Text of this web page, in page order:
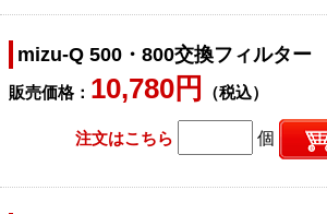
mizu-Q 500・800交換フィルター
販売価格： 10,780円 （税込）
注文はこちら 個